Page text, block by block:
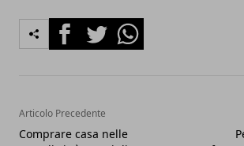
FacebookTwitterWhatsapp
Articolo Precedente
Comprare casa nelle